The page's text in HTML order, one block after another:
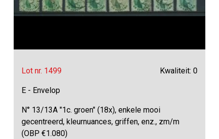
Lot nr. 1499 Kwaliteit: 0
E - Envelop
N° 13/13A "1c. groen" (18x), enkele mooi
gecentreerd, kleurnuances, griffen, enz., zm/m
(OBP €1.080)